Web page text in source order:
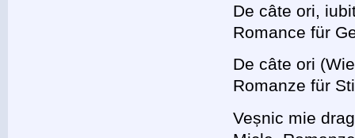
De câte ori,
Romance für
De câte ori
Romanze für
Veșnic mie